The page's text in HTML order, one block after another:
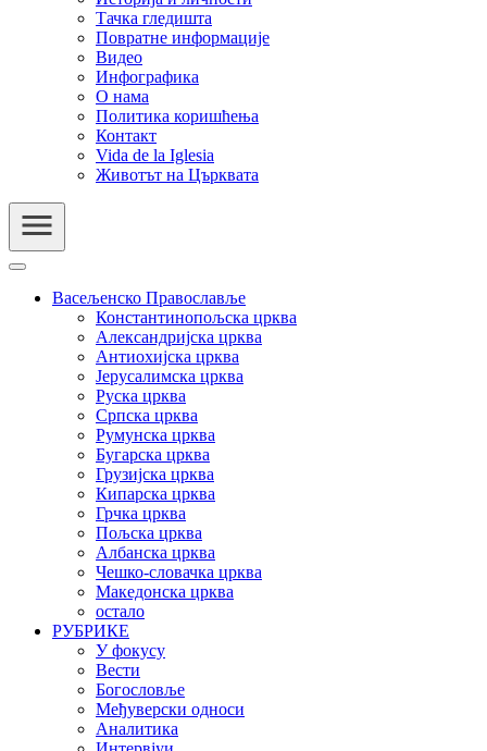
Тачка гледишта
Повратне информације
Видео
Инфографика
О нама
Политика коришћења
Контакт
Vida de la Iglesia
Животът на Църквата
Васељенско Православље
Константинопољска црква
Александријска црква
Антиохијска црква
Јерусалимска црква
Руска црква
Српска црква
Румунска црква
Бугарска црква
Грузијска црква
Кипарска црква
Грчка црква
Пољска црква
Албанска црква
Чешко-словачка црква
Македонска црква
остало
РУБРИКЕ
У фокусу
Вести
Богословље
Међуверски односи
Аналитика